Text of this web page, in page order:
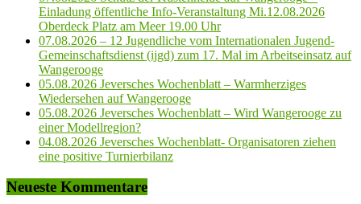
Einladung öffentliche Info-Veranstaltung Mi.12.08.2026
Oberdeck Platz am Meer 19.00 Uhr
07.08.2026 – 12 Jugendliche vom Internationalen Jugend-
Gemeinschaftsdienst (ijgd) zum 17. Mal im Arbeitseinsatz auf
Wangerooge
05.08.2026 Jeversches Wochenblatt – Warmherziges
Wiedersehen auf Wangerooge
05.08.2026 Jeversches Wochenblatt – Wird Wangerooge zu
einer Modellregion?
04.08.2026 Jeversches Wochenblatt- Organisatoren ziehen
eine positive Turnierbilanz
Neueste Kommentare